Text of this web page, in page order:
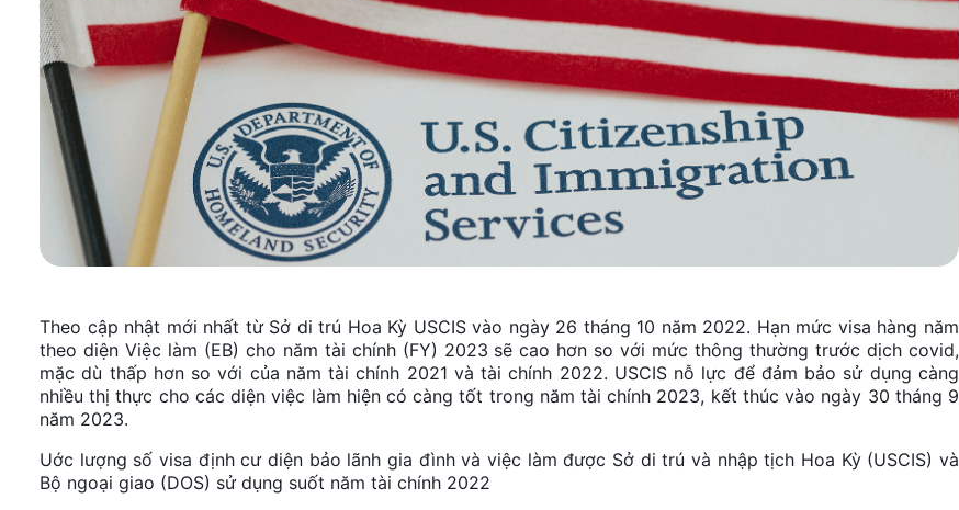
Theo cập nhật mới nhất từ Sở di trú Hoa Kỳ USCIS vào ngày 26 tháng 10 năm 2022. Hạn mức visa hàng năm
theo diện Việc làm (EB) cho năm tài chính (FY) 2023 sẽ cao hơn so với mức thông thường trước dịch covid,
mặc dù thấp hơn so với của năm tài chính 2021 và tài chính 2022. USCIS nỗ lực để đảm bảo sử dụng càng
nhiều thị thực cho các diện việc làm hiện có càng tốt trong năm tài chính 2023, kết thúc vào ngày 30 tháng 9
năm 2023.
Uớc lượng số visa định cư diện bảo lãnh gia đình và việc làm được Sở di trú và nhập tịch Hoa Kỳ (USCIS) và
Bộ ngoại giao (DOS) sử dụng suốt năm tài chính 2022